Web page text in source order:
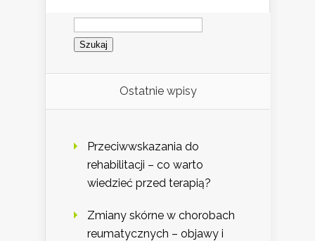
Szukaj:
Ostatnie wpisy
Przeciwwskazania do
rehabilitacji – co warto
wiedzieć przed terapią?
Zmiany skórne w chorobach
reumatycznych – objawy i